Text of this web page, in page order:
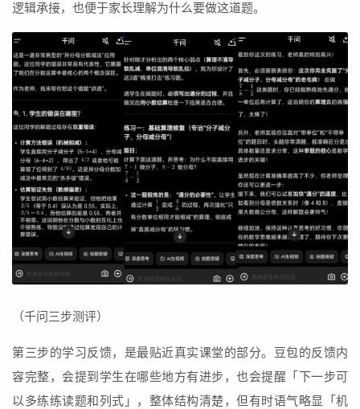
逻辑承接，也便于家长理解为什么要做这道题。
（千问三步测评）
第三步的学习反馈，是最贴近真实课堂的部分。豆包的反馈内
容完整，会提到学生在哪些地方有进步，也会提醒「下一步可
以多练练读题和列式」，整体结构清楚，但有时语气略显「机